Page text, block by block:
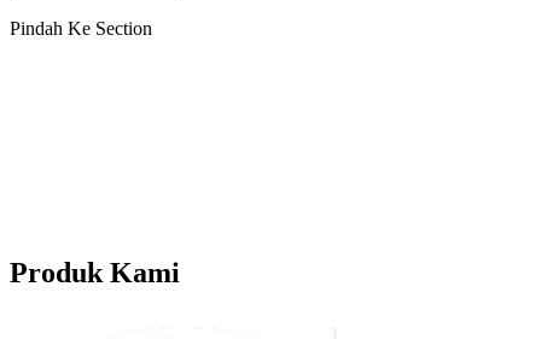
Pindah Ke Section
Produk Kami